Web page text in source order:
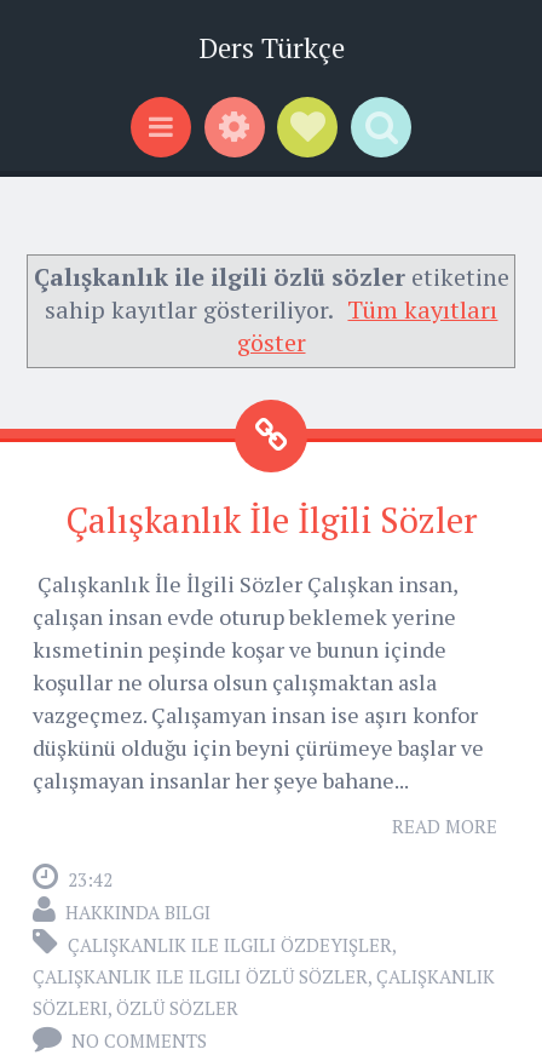
Ders Türkçe
Menu WidgetsSocial Links
Search
Çalışkanlık ile ilgili özlü sözleretiketine
sahip kayıtlar gösteriliyor. Tüm kayıtları
göster
Çalışkanlık İle İlgili Sözler
Çalışkanlık İle İlgili Sözler Çalışkan insan,
çalışan insan evde oturup beklemek yerine
kısmetinin peşinde koşar ve bunun içinde
koşullar ne olursa olsun çalışmaktan asla
vazgeçmez. Çalışamyan insan ise aşırı konfor
düşkünü olduğu için beyni çürümeye başlar ve
çalışmayan insanlar her şeye bahane...
READ MORE
23:42
HAKKINDA BILGI
ÇALIŞKANLIK ILE ILGILI ÖZDEYIŞLER,
ÇALIŞKANLIK ILE ILGILI ÖZLÜ SÖZLER, ÇALIŞKANLIK
SÖZLERI, ÖZLÜ SÖZLER
NO COMMENTS